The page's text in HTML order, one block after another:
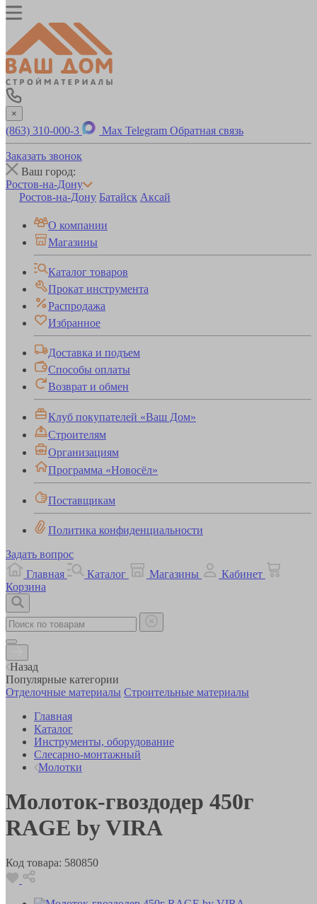
×
(863) 310-000-3 Max Telegram Обратная связь
Заказать звонок
Ваш город:
Ростов-на-Дону
Ростов-на-Дону Батайск Аксай
О компании
Магазины
Каталог товаров
Прокат инструмента
Распродажа
Избранное
Доставка и подъем
Способы оплаты
Возврат и обмен
Клуб покупателей «Ваш Дом»
Строителям
Организациям
Программа «Новосёл»
Поставщикам
Политика конфиденциальности
Задать вопрос
Главная
Каталог Магазины
Кабинет
Корзина
Назад
Популярные категории
Отделочные материалы Строительные материалы
Главная
Каталог
Инструменты, оборудование
Слесарно-монтажный
Молотки
Молоток-гвоздодер 450г
RAGE by VIRA
Код товара: 580850